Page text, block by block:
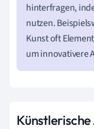
hinterfragen,
nutzen.
Kunst oft
um innovativere